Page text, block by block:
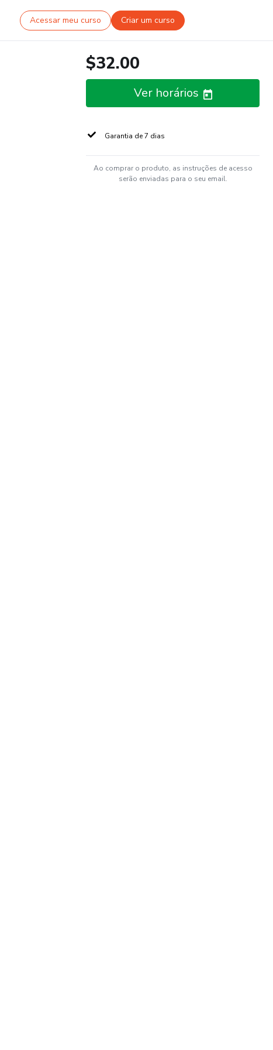
Acessar meu curso Criar um curso
$32.00
Ver horários
Garantia de 7 dias
Ao comprar o produto, as instruções de acesso
serão enviadas para o seu email.